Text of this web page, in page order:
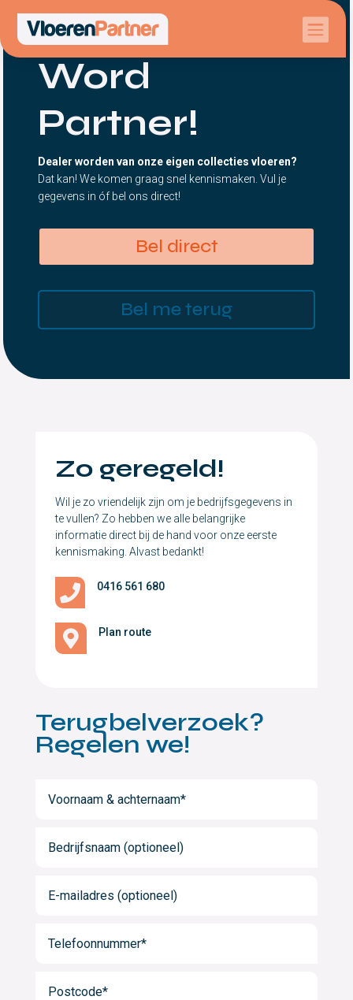

Word
Partner!
Dealer worden van onze eigen collecties vloeren?
Dat kan! We komen graag snel kennismaken. Vul je
gegevens in óf bel ons direct!
Bel direct
Bel me terug
Zo geregeld!
Wil je zo vriendelijk zijn om je bedrijfsgegevens in
te vullen? Zo hebben we alle belangrijke
informatie direct bij de hand voor onze eerste
kennismaking. Alvast bedankt!
 0416 561 680
 Plan route
Terugbelverzoek?
Regelen we!